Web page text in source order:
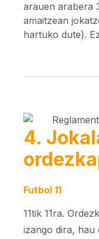
arauen arabera
amaitzean
hartuko dute).
4.
Futbol 11
11tik 11ra.
izango dira,